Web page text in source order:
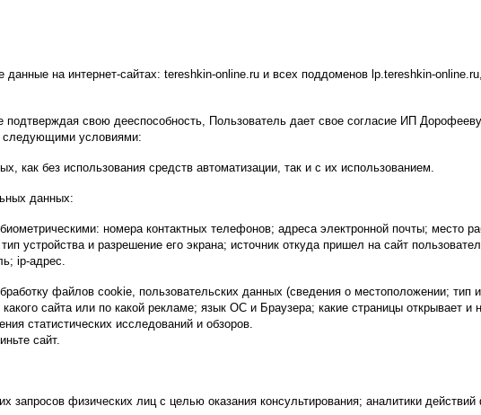
данные на интернет-сайтах: tereshkin-online.ru и всех поддоменов lp.tereshkin-
подтверждая свою дееспособность, Пользователь дает свое согласие ИП
следующими условиями:
как без использования средств автоматизации, так и с их использованием.
данных:
номера контактных телефонов; адреса электронной почты; место
устройства и разрешение его экрана; источник откуда пришел на сайт
ip-адрес.
файлов cookie, пользовательских данных (сведения о местоположении; тип
сайта или по какой рекламе; язык ОС и Браузера; какие страницы открывает
статистических исследований и обзоров.
сайт.
физических лиц с целью оказания консультирования; аналитики